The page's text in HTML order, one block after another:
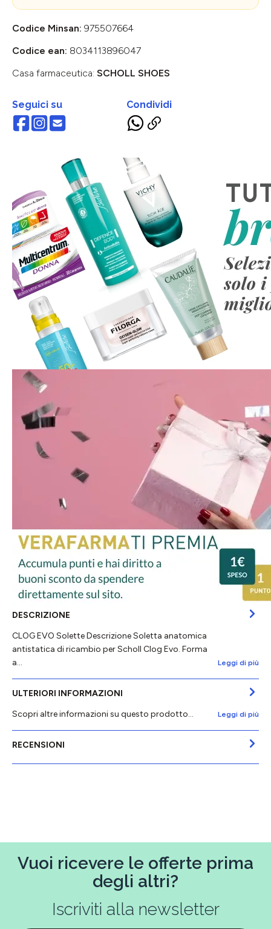
Codice Minsan: 975507664
Codice ean: 8034113896047
Casa farmaceutica: SCHOLL SHOES
Seguici su Condividi
DESCRIZIONE
CLOG EVO Solette Descrizione Soletta anatomica
antistatica di ricambio per Scholl Clog Evo. Forma
a…
Leggi di più
ULTERIORI INFORMAZIONI
Scopri altre informazioni su questo prodotto...
Leggi di più
RECENSIONI
Vuoi ricevere le offerte prima
degli altri?
Iscriviti alla newsletter